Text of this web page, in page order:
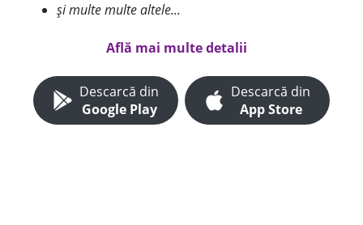
și multe multe altele...
Află mai multe detalii
Descarcă din
Google Play
Descarcă din
App Store